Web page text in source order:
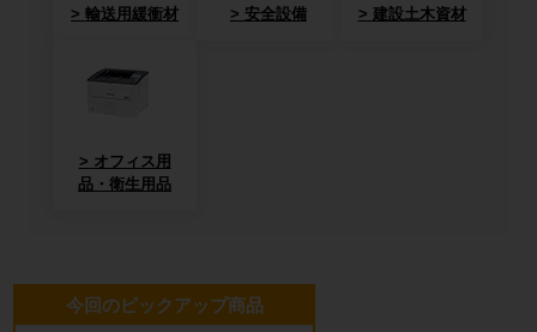
輸送用緩衝材 安全設備 建設土木資材
オフィス用
品・衛生用品
今回のピックアップ商品